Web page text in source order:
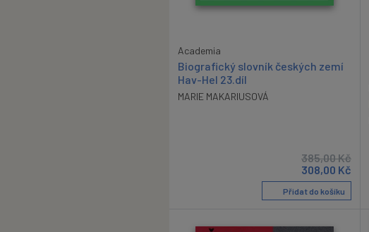
Academia
Biografický slovník českých zemí
Hav-Hel 23.díl
MARIE MAKARIUSOVÁ
385,00Kč
308,00 Kč
Přidat do košíku